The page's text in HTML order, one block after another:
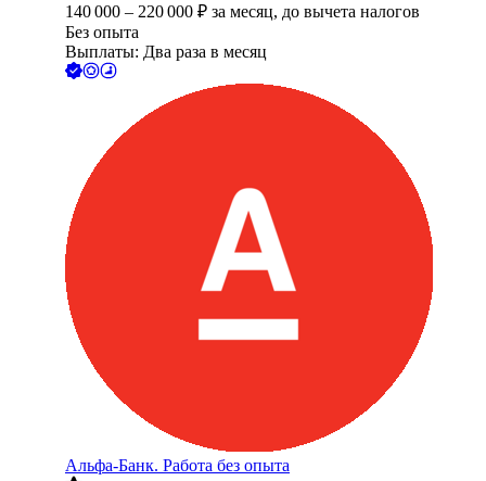
140 000 – 220 000 ₽ за месяц, до вычета налогов
Без опыта
Выплаты: Два раза в месяц
Альфа-Банк. Работа без опыта